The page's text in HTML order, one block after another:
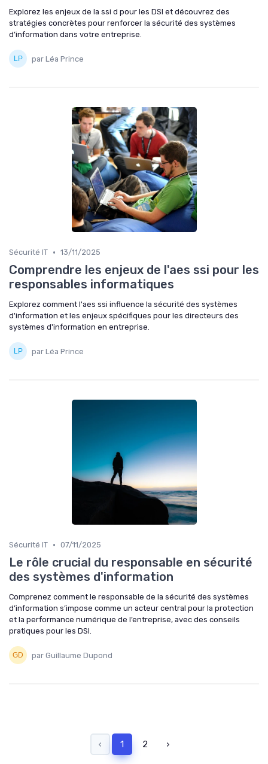
Explorez les enjeux de la ssi d pour les DSI et découvrez des
stratégies concrètes pour renforcer la sécurité des systèmes
d’information dans votre entreprise.
par Léa Prince
Sécurité IT • 13/11/2025
Comprendre les enjeux de l'aes ssi pour les
responsables informatiques
Explorez comment l'aes ssi influence la sécurité des systèmes
d'information et les enjeux spécifiques pour les directeurs des
systèmes d'information en entreprise.
par Léa Prince
Sécurité IT • 07/11/2025
Le rôle crucial du responsable en sécurité
des systèmes d'information
Comprenez comment le responsable de la sécurité des systèmes
d’information s’impose comme un acteur central pour la protection
et la performance numérique de l’entreprise, avec des conseils
pratiques pour les DSI.
par Guillaume Dupond
‹ 1 2 ›